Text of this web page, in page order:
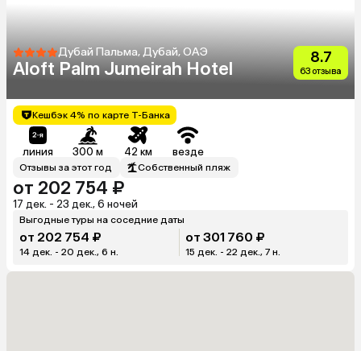
Дубай Пальма, Дубай, ОАЭ
Aloft Palm Jumeirah Hotel
8.7
63 отзыва
Кешбэк 4% по карте Т-Банка
линия 300 м 42 км везде
Отзывы за этот год Собственный пляж
от 202 754 ₽
17 дек. - 23 дек., 6 ночей
Выгодные туры на соседние даты
от 202 754 ₽
14 дек. - 20 дек., 6 н.
от 301 760 ₽
15 дек. - 22 дек., 7 н.